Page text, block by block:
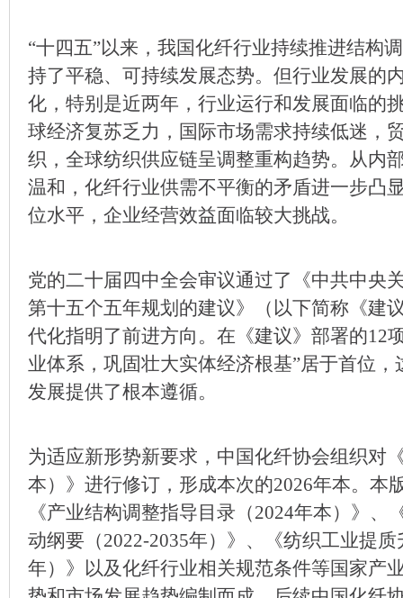
“十四五”以来，我国化纤行业持续推进结构
持了平稳、可持续发展态势。但行业发展的
化，特别是近两年，行业运行和发展面临的
球经济复苏乏力，国际市场需求持续低迷，
织，全球纺织供应链呈调整重构趋势。从内
温和，化纤行业供需不平衡的矛盾进一步凸
位水平，企业经营效益面临较大挑战。
党的二十届四中全会审议通过了《中共中央
第十五个五年规划的建议》（以下简称《建
代化指明了前进方向。在《建议》部署的12
业体系，巩固壮大实体经济根基”居于首位，
发展提供了根本遵循。
为适应新形势新要求，中国化纤协会组织对
本）》进行修订，形成本次的2026年本。本
《产业结构调整指导目录（2024年本）》、
动纲要（2022-2035年）》、《纺织工业提
年）》以及化纤行业相关规范条件等国家产